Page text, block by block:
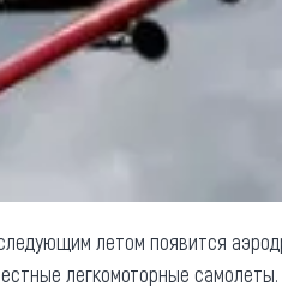
летом появится
легкомоторные